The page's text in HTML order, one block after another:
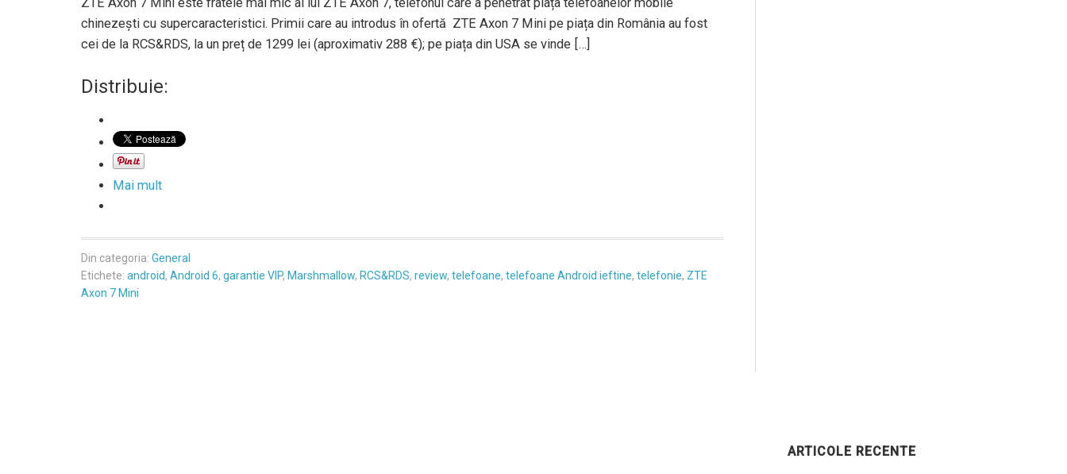
chinezești cu supercaracteristici. Primii care au introdus în ofertă ZTE Axon 7 Mini pe piața din România au fost
cei de la RCS&RDS, la un preț de 1299 lei (aproximativ 288 €); pe piața din USA se vinde […]
Distribuie:
Mai mult
Din categoria: General
Etichete: android, Android 6, garantie VIP, Marshmallow, RCS&RDS, review, telefoane, telefoane Android ieftine, telefonie, ZTE
Axon 7 Mini
ARTICOLE RECENTE